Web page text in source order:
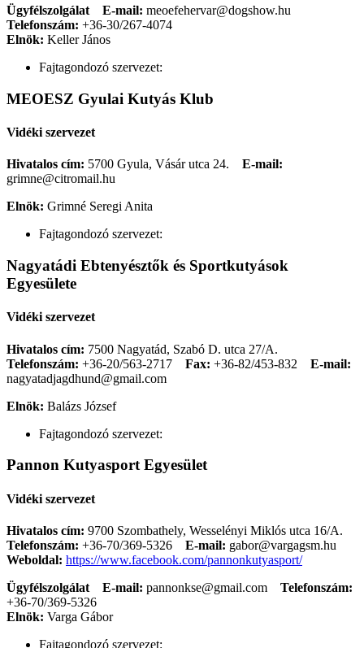
Ügyfélszolgálat E-mail: meoefehervar@dogshow.hu
Telefonszám: +36-30/267-4074
Elnök: Keller János
Fajtagondozó szervezet:
MEOESZ Gyulai Kutyás Klub
Vidéki szervezet
Hivatalos cím: 5700 Gyula, Vásár utca 24. E-mail:
grimne@citromail.hu
Elnök: Grimné Seregi Anita
Fajtagondozó szervezet:
Nagyatádi Ebtenyésztők és Sportkutyások
Egyesülete
Vidéki szervezet
Hivatalos cím: 7500 Nagyatád, Szabó D. utca 27/A.
Telefonszám: +36-20/563-2717 Fax: +36-82/453-832
E-mail:
nagyatadjagdhund@gmail.com
Elnök: Balázs József
Fajtagondozó szervezet:
Pannon Kutyasport Egyesület
Vidéki szervezet
Hivatalos cím: 9700 Szombathely, Wesselényi Miklós utca 16/A.
Telefonszám: +36-70/369-5326 E-mail: gabor@vargagsm.hu
Weboldal: https://www.facebook.com/pannonkutyasport/
Ügyfélszolgálat
E-mail: pannonkse@gmail.com
Telefonszám:
+36-70/369-5326
Elnök: Varga Gábor
Fajtagondozó szervezet: